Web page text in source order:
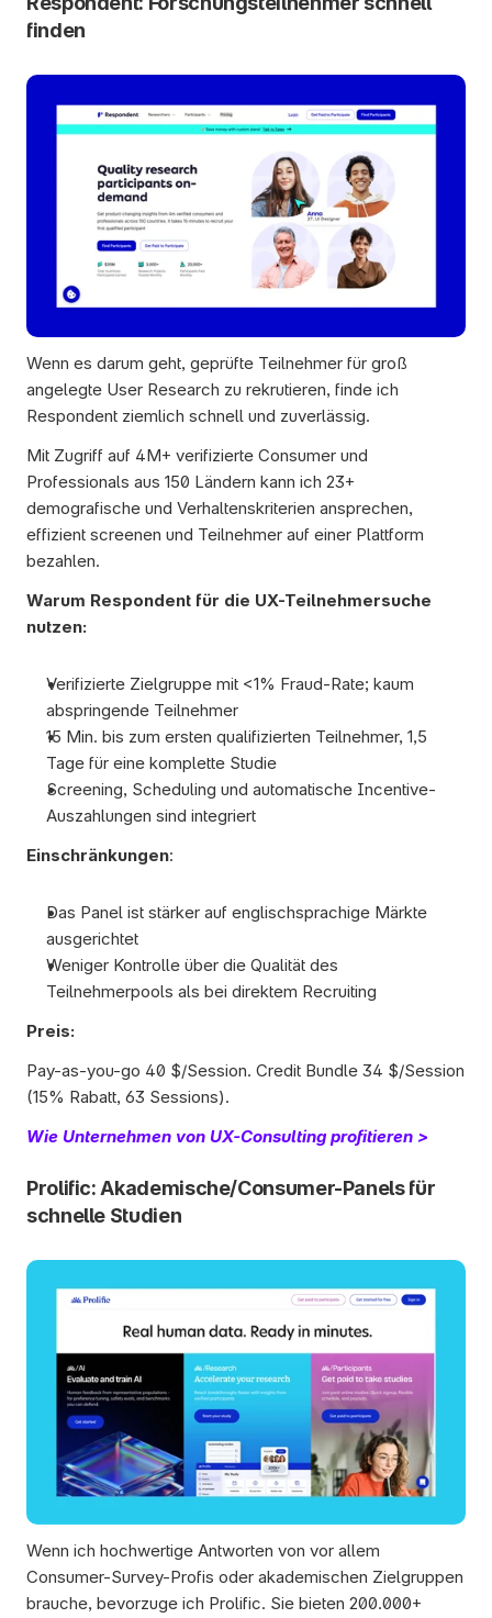
finden
Wenn es darum geht, geprüfte Teilnehmer für groß
angelegte User Research zu rekrutieren, finde ich
Respondent ziemlich schnell und zuverlässig.
Mit Zugriff auf 4M+ verifizierte Consumer und
Professionals aus 150 Ländern kann ich 23+
demografische und Verhaltenskriterien ansprechen,
effizient screenen und Teilnehmer auf einer Plattform
bezahlen.
Warum Respondent für die UX-Teilnehmersuche
nutzen:
Verifizierte Zielgruppe mit <1% Fraud-Rate; kaum
abspringende Teilnehmer
15 Min. bis zum ersten qualifizierten Teilnehmer, 1,5
Tage für eine komplette Studie
Screening, Scheduling und automatische Incentive-
Auszahlungen sind integriert
Einschränkungen:
Das Panel ist stärker auf englischsprachige Märkte
ausgerichtet
Weniger Kontrolle über die Qualität des
Teilnehmerpools als bei direktem Recruiting
Preis:
Pay-as-you-go 40 $/Session. Credit Bundle 34 $/Session
(15% Rabatt, 63 Sessions).
Wie Unternehmen von UX-Consulting profitieren >
Prolific: Akademische/Consumer-Panels für
schnelle Studien
Wenn ich hochwertige Antworten von vor allem
Consumer-Survey-Profis oder akademischen Zielgruppen
brauche, bevorzuge ich Prolific. Sie bieten 200.000+